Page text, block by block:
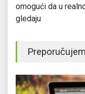
omogući da u
gledaju